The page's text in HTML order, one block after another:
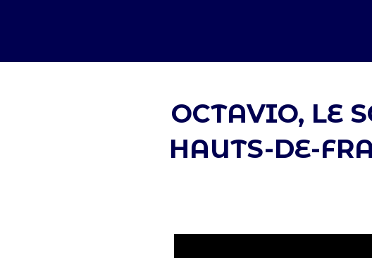
OCTAVIO, LE
HAUTS-DE-